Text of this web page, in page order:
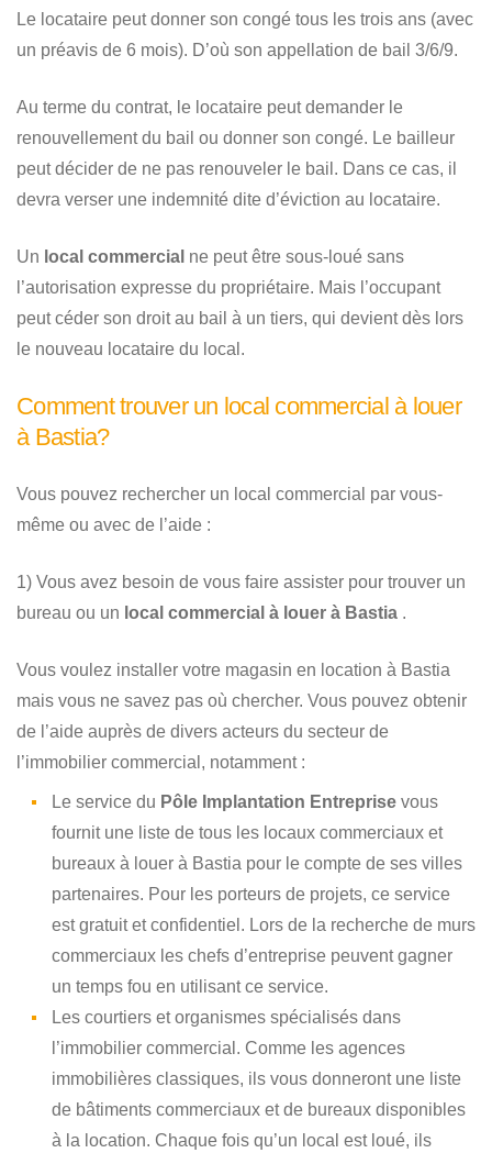
Le locataire peut donner son congé tous les trois ans (avec
un préavis de 6 mois). D’où son appellation de bail 3/6/9.
Au terme du contrat, le locataire peut demander le
renouvellement du bail ou donner son congé. Le bailleur
peut décider de ne pas renouveler le bail. Dans ce cas, il
devra verser une indemnité dite d’éviction au locataire.
Un local commercial ne peut être sous-loué sans
l’autorisation expresse du propriétaire. Mais l’occupant
peut céder son droit au bail à un tiers, qui devient dès lors
le nouveau locataire du local.
Comment trouver un local commercial à louer
à Bastia?
Vous pouvez rechercher un local commercial par vous-
même ou avec de l’aide :
1) Vous avez besoin de vous faire assister pour trouver un
bureau ou un local commercial à louer à Bastia .
Vous voulez installer votre magasin en location à Bastia
mais vous ne savez pas où chercher. Vous pouvez obtenir
de l’aide auprès de divers acteurs du secteur de
l’immobilier commercial, notamment :
Le service du Pôle Implantation Entreprise vous
fournit une liste de tous les locaux commerciaux et
bureaux à louer à Bastia pour le compte de ses villes
partenaires. Pour les porteurs de projets, ce service
est gratuit et confidentiel. Lors de la recherche de murs
commerciaux les chefs d’entreprise peuvent gagner
un temps fou en utilisant ce service.
Les courtiers et organismes spécialisés dans
l’immobilier commercial. Comme les agences
immobilières classiques, ils vous donneront une liste
de bâtiments commerciaux et de bureaux disponibles
à la location. Chaque fois qu’un local est loué, ils